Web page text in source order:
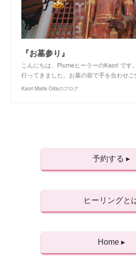
『お墓参り』
こんにちは、PlumeヒーラーのKaori です
行ってきました。お墓の前で手を合わせ
Kaori Maria Odaのブログ
予約する ▸
ヒーリングと
Home ▸